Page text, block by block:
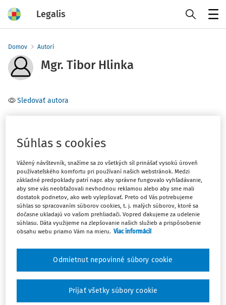
Legalis
Domov Autori
Mgr. Tibor Hlinka
Sledovať autora
Finančné právo
Filter
Počet vyhľadaných dokumentov:1
Zoradiť podľa:
Najnovšie
Najstaršie
Digitálna platforma ako stála
prevádzkareň.
Súhlas s cookies
Vážený návštevník, snažíme sa zo všetkých síl prinášať vysokú úroveň
používateľského komfortu pri používaní našich webstránok. Medzi
základné predpoklady patrí napr. aby správne fungovalo vyhľadávanie,
aby sme vás neobťažovali nevhodnou reklamou alebo aby sme mali
dostatok podnetov, ako web vylepšovať. Preto od Vás potrebujeme
súhlas so spracovaním súborov cookies, t. j. malých súborov, ktoré sa
dočasne ukladajú vo vašom prehliadači. Vopred ďakujeme za udelenie
súhlasu. Dáta využijeme na zlepšovanie našich služieb a prispôsobenie
obsahu webu priamo Vám na mieru. Viac informácií
Odmietnut nepovinné súbory cookie
Prijať všetky súbory cookie